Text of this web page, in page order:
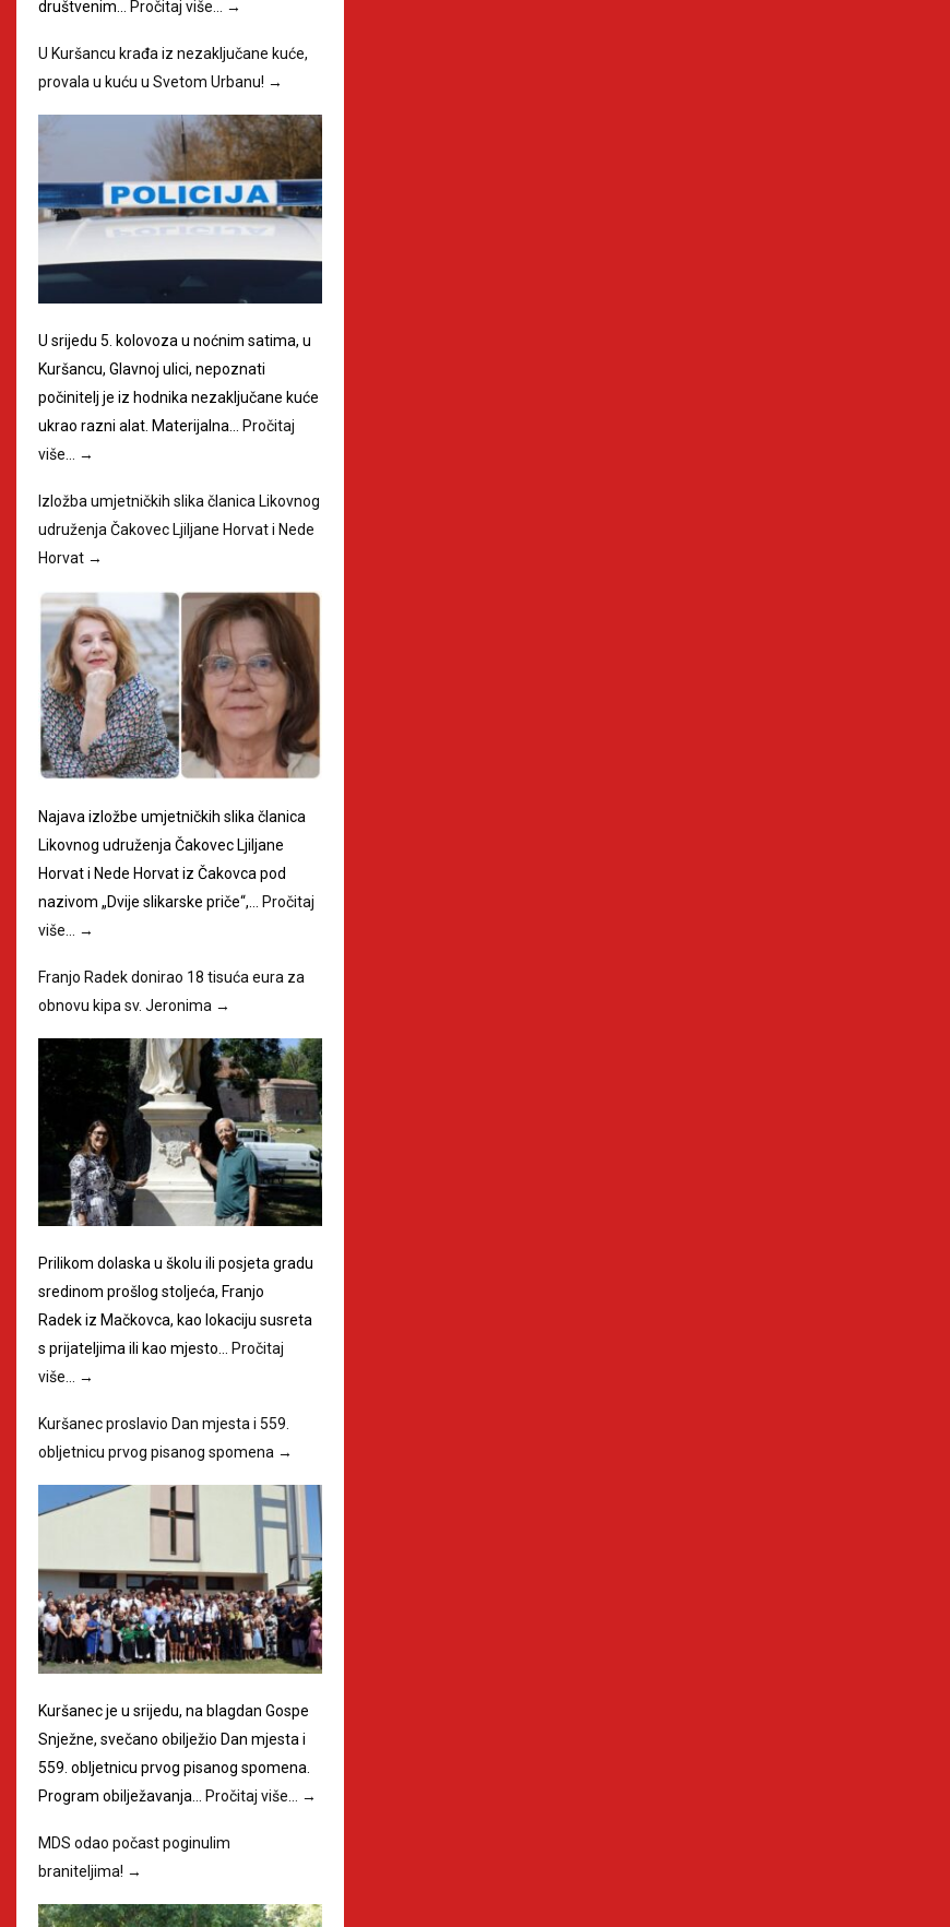
društvenim…
Pročitaj više… →
U Kuršancu krađa iz nezaključane kuće,
provala u kuću u Svetom Urbanu! →
U srijedu 5. kolovoza u noćnim satima, u
Kuršancu, Glavnoj ulici, nepoznati
počinitelj je iz hodnika nezaključane kuće
ukrao razni alat. Materijalna…
Pročitaj
više…
→
Izložba umjetničkih slika članica Likovnog
udruženja Čakovec Ljiljane Horvat i Nede
Horvat →
Najava izložbe umjetničkih slika članica
Likovnog udruženja Čakovec Ljiljane
Horvat i Nede Horvat iz Čakovca pod
nazivom „Dvije slikarske priče“,… Pročitaj
više…
→
Franjo Radek donirao 18 tisuća eura za
obnovu kipa sv. Jeronima →
Prilikom dolaska u školu ili posjeta gradu
sredinom prošlog stoljeća, Franjo
Radek iz Mačkovca, kao lokaciju susreta
s prijateljima ili kao mjesto… Pročitaj
više… →
Kuršanec proslavio Dan mjesta i 559.
obljetnicu prvog pisanog spomena →
Kuršanec je u srijedu, na blagdan Gospe
Snježne, svečano obilježio Dan mjesta i
559. obljetnicu prvog pisanog spomena.
Program obilježavanja…
Pročitaj više… →
MDS odao počast poginulim
braniteljima! →